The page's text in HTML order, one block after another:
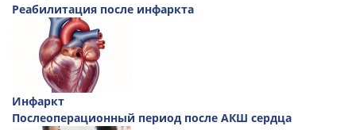
Реабилитация после инфаркта
Инфаркт
Послеоперационный период после АКШ сердца